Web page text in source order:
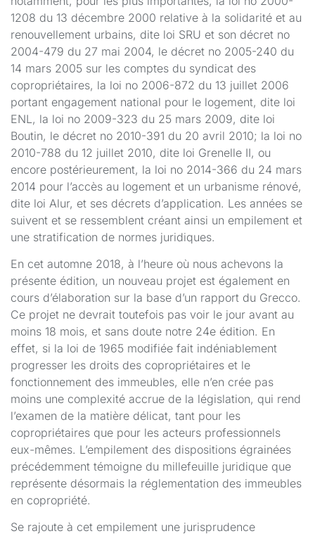
1208 du 13 décembre 2000 relative à la solidarité et au
renouvellement urbains, dite loi SRU et son décret no
2004-479 du 27 mai 2004, le décret no 2005-240 du
14 mars 2005 sur les comptes du syndicat des
copropriétaires, la loi no 2006-872 du 13 juillet 2006
portant engagement national pour le logement, dite loi
ENL, la loi no 2009-323 du 25 mars 2009, dite loi
Boutin, le décret no 2010-391 du 20 avril 2010; la loi no
2010-788 du 12 juillet 2010, dite loi Grenelle II, ou
encore postérieurement, la loi no 2014-366 du 24 mars
2014 pour l’accès au logement et un urbanisme rénové,
dite loi Alur, et ses décrets d’application. Les années se
suivent et se ressemblent créant ainsi un empilement et
une stratification de normes juridiques.
En cet automne 2018, à l’heure où nous achevons la
présente édition, un nouveau projet est également en
cours d’élaboration sur la base d’un rapport du Grecco.
Ce projet ne devrait toutefois pas voir le jour avant au
moins 18 mois, et sans doute notre 24e édition. En
effet, si la loi de 1965 modifiée fait indéniablement
progresser les droits des copropriétaires et le
fonctionnement des immeubles, elle n’en crée pas
moins une complexité accrue de la législation, qui rend
l’examen de la matière délicat, tant pour les
copropriétaires que pour les acteurs professionnels
eux-mêmes. L’empilement des dispositions égrainées
précédemment témoigne du millefeuille juridique que
représente désormais la réglementation des immeubles
en copropriété.
Se rajoute à cet empilement une jurisprudence